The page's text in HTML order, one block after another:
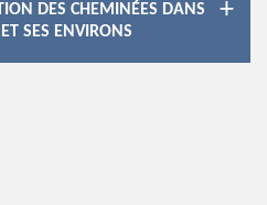
DES CHEMINÉES DANS
SES ENVIRONS